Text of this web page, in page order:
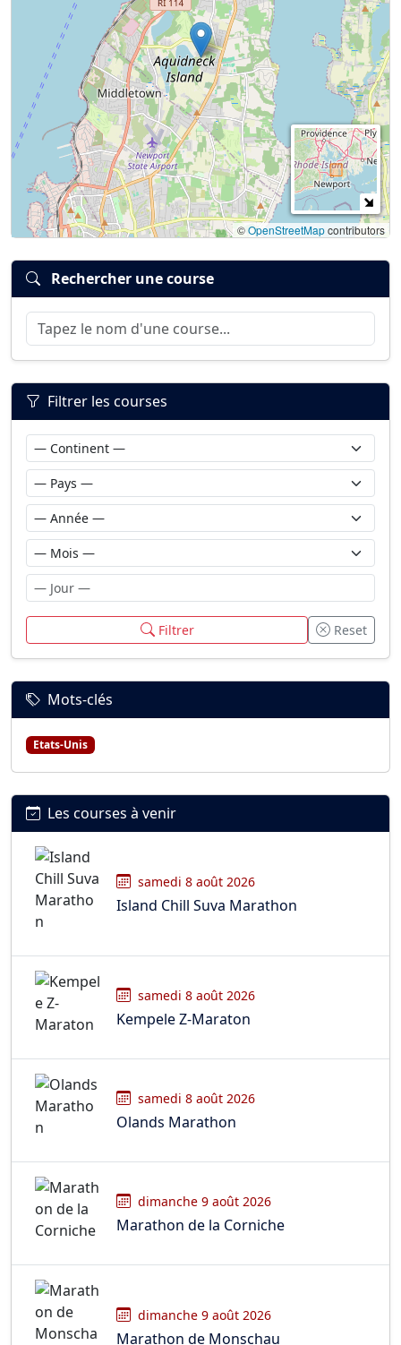
©OpenStreetMapcontributors
Rechercher une course
Filtrer les courses
Filtrer Reset
Mots-clés
Etats-Unis
Les courses à venir
samedi 8 août 2026
Island Chill Suva Marathon
samedi 8 août 2026
Kempele Z-Maraton
samedi 8 août 2026
Olands Marathon
dimanche 9 août 2026
Marathon de la Corniche
dimanche 9 août 2026
Marathon de Monschau